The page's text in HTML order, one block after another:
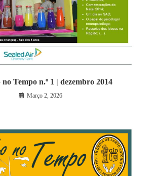
Tempo n.º 1 | dezembro 2014
Março 2, 2026